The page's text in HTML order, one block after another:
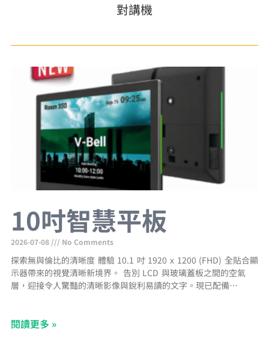
對講機
10吋智慧平板
2026-07-08 No Comments
探索無與倫比的清晰度 體驗 10.1 吋 1920 x 1200 (FHD) 全貼合顯
示器帶來的視覺清晰新境界。 告別 LCD 與玻璃蓋板之間的空氣
層，迎接令人驚豔的清晰影像與銳利易讀的文字。現已配備防指紋
需簡單輕觸裝置，即可進行快速且安全的使用者身分驗證。 PoE+
閱讀更多 »